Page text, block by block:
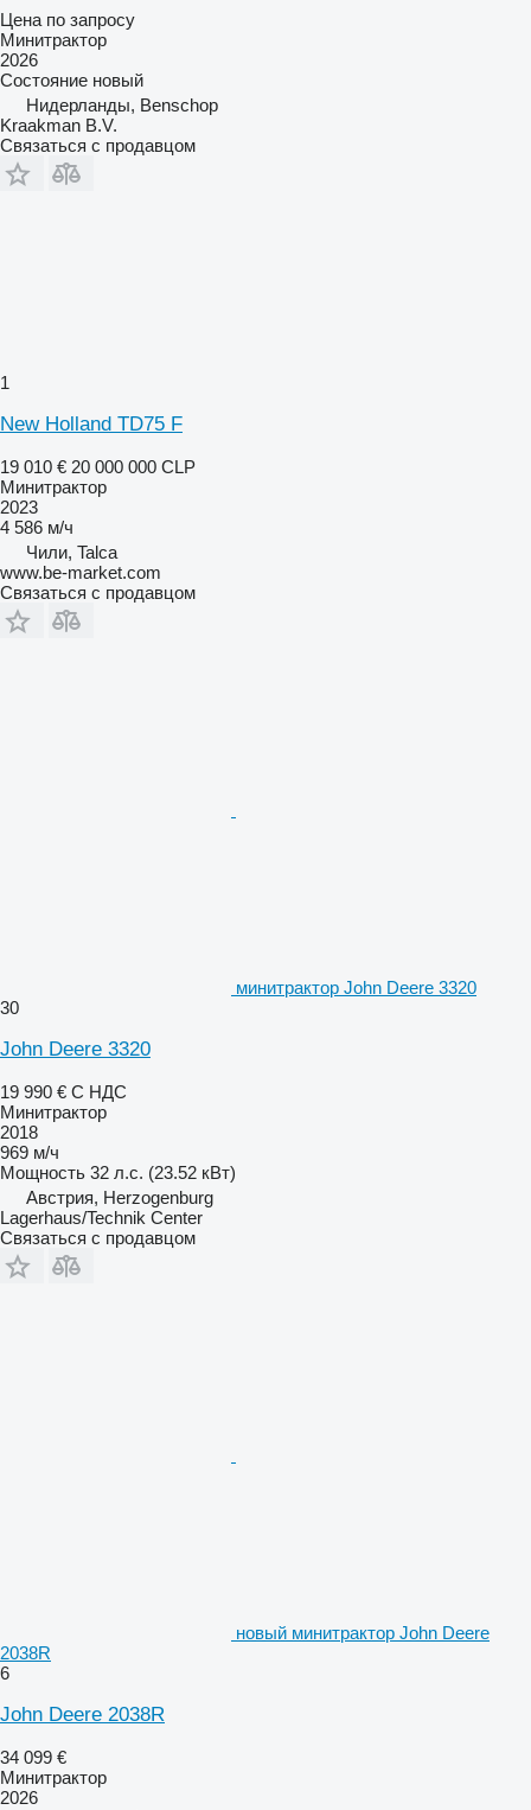
Цена по запросу
Минитрактор
2026
Состояние новый
Нидерланды, Benschop
Kraakman B.V.
Связаться с продавцом
1
New Holland TD75 F
19 010 € 20 000 000 CLP
Минитрактор
2023
4 586 м/ч
Чили, Talca
www.be-market.com
Связаться с продавцом
минитрактор John Deere 3320
30
John Deere 3320
19 990 € С НДС
Минитрактор
2018
969 м/ч
Мощность 32 л.с. (23.52 кВт)
Австрия, Herzogenburg
Lagerhaus/Technik Center
Связаться с продавцом
новый минитрактор John Deere
2038R
6
John Deere 2038R
34 099 €
Минитрактор
2026